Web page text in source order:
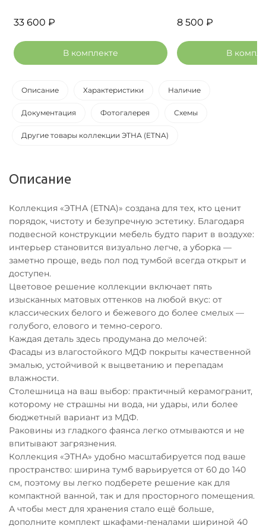
33 600 ₽
В комплекте
8 500 ₽
В
Описание Характеристики Наличие
Документация Фотогалерея Схемы
Другие товары коллекции ЭТНА (ETNA)
Описание
Коллекция «ЭТНА (ETNA)» создана для тех, кто ценит
порядок, чистоту и безупречную эстетику. Благодаря
подвесной конструкции мебель будто парит в воздухе:
интерьер становится визуально легче, а уборка —
заметно проще, ведь пол под тумбой всегда открыт и
доступен.
Цветовое решение коллекции включает пять
изысканных матовых оттенков на любой вкус: от
классических белого и бежевого до более смелых —
голубого, елового и темно-серого.
Каждая деталь здесь продумана до мелочей:
Фасады из влагостойкого МДФ покрыты качественной
эмалью, устойчивой к выцветанию и перепадам
влажности.
Столешница на ваш выбор: практичный керамогранит,
которому не страшны ни вода, ни удары, или более
бюджетный вариант из МДФ.
Раковины из гладкого фаянса легко отмываются и не
впитывают загрязнения.
Коллекция «ЭТНА» удобно масштабируется под ваше
пространство: ширина тумб варьируется от 60 до 140
см, поэтому вы легко подберете решение как для
компактной ванной, так и для просторного помещения.
А чтобы мест для хранения стало ещё больше,
дополните комплект шкафами-пеналами шириной 40